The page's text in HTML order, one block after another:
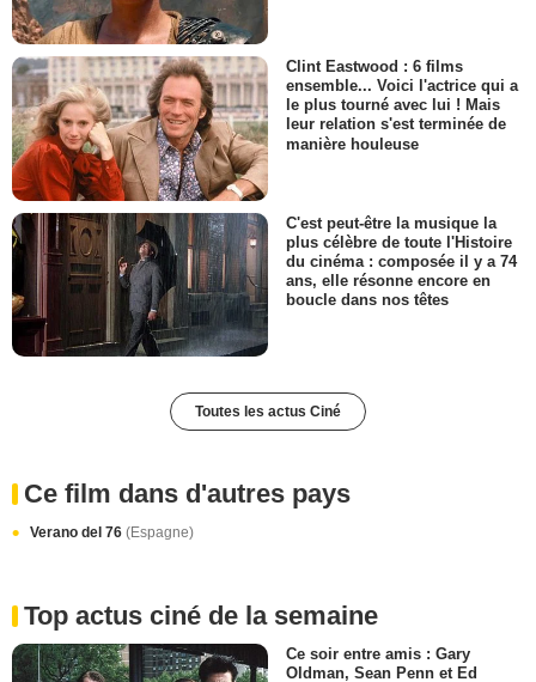
Clint Eastwood : 6 films
ensemble... Voici l'actrice qui a
le plus tourné avec lui ! Mais
leur relation s'est terminée de
manière houleuse
C'est peut-être la musique la
plus célèbre de toute l'Histoire
du cinéma : composée il y a 74
ans, elle résonne encore en
boucle dans nos têtes
Toutes les actus Ciné
Ce film dans d'autres pays
Verano del 76 (Espagne)
Top actus ciné de la semaine
Ce soir entre amis : Gary
Oldman, Sean Penn et Ed